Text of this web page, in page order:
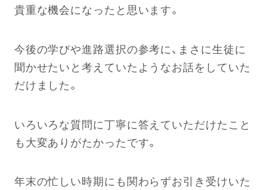
貴重な機会になったと思います。
今後の学びや進路選択の参考に、まさに生徒に
聞かせたいと考えていたようなお話をしていた
だけました。
いろいろな質問に丁寧に答えていただけたこと
も大変ありがたかったです。
年末の忙しい時期にも関わらずお引き受けいた